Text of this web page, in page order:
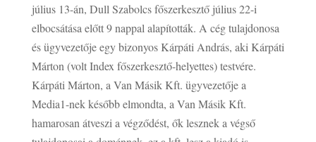
július 13-án, Dull Szabolcs főszerkesztő július 22-i
elbocsátása előtt 9 nappal alapították. A cég tulajdonosa
és ügyvezetője egy bizonyos Kárpáti András, aki Kárpáti
Márton (volt Index főszerkesztő-helyettes) testvére.
Kárpáti Márton, a Van Másik Kft. ügyvezetője a
Media1-nek később elmondta, a Van Másik Kft.
hamarosan átveszi a végződést, ők lesznek a végső